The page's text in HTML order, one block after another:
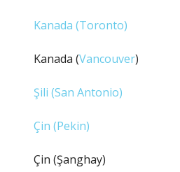
Kanada (Toronto)
Kanada (Vancouver)
Şili (San Antonio)
Çin (Pekin)
Çin (Şanghay)